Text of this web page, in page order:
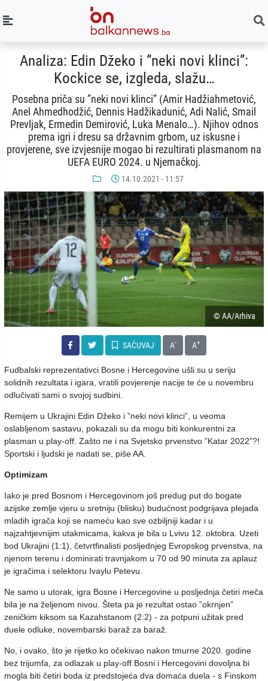
Analiza: Edin Džeko i ”neki novi klinci”:
Kockice se, izgleda, slažu…
Posebna priča su ”neki novi klinci” (Amir Hadžiahmetović,
Anel Ahmedhodžić, Dennis Hadžikadunić, Adi Nalić, Smail
Prevljak, Ermedin Demirović, Luka Menalo…). Njihov odnos
prema igri i dresu sa državnim grbom, uz iskusne i
provjerene, sve izvjesnije mogao bi rezultirati plasmanom na
UEFA EURO 2024. u Njemačkoj.
14.10.2021 - 11:57
© AA/Arhiva
SAČUVAJ A- A+
Fudbalski reprezentativci Bosne i Hercegovine ušli su u seriju
solidnih rezultata i igara, vratili povjerenje nacije te će u novembru
odlučivati sami o svojoj sudbini.
Remijem u Ukrajini Edin Džeko i ”neki novi klinci”, u veoma
oslabljenom sastavu, pokazali su da mogu biti konkurentni za
plasman u play-off. Zašto ne i na Svjetsko prvenstvo ”Katar 2022”?!
Sportski i ljudski je nadati se, piše AA.
Optimizam
Iako je pred Bosnom i Hercegovinom još predug put do bogate
azijske zemlje vjeru u sretniju (blisku) budućnost podgrijava plejada
mladih igrača koji se nameću kao sve ozbiljniji kadar i u
najzahtjevnijim utakmicama, kakva je bila u Lvivu 12. oktobra. Uzeti
bod Ukrajini (1:1), četvrtfinalisti posljednjeg Evropskog prvenstva, na
njenom terenu i dominirati travnjakom u 70 od 90 minuta za aplauz
je igračima i selektoru Ivaylu Petevu.
Ne samo u utorak, igra Bosne i Hercegovine u posljednja četiri meča
bila je na željenom nivou. Šteta pa je rezultat ostao ”okrnjen”
zeničkim kiksom sa Kazahstanom (2:2) - za potpuni užitak pred
duele odluke, novembarski baraž za baraž.
No, i ovako, što je rijetko ko očekivao nakon tmurne 2020. godine
bez trijumfa, za odlazak u play-off Bosni i Hercegovini dovoljna bi
mogla biti četiri boda iz predstojeća dva domaća duela - s Finskom